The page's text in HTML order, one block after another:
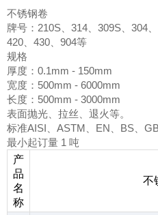
不锈钢卷
牌号：210S、314、309S、304
420、430、904等
规格
厚度：0.1mm - 150mm
宽度：500mm - 6000mm
长度：500mm - 3000mm
表面抛光、拉丝、退火等。
标准AISI、ASTM、EN、BS、
最小起订量 1 吨
产
品
名
称
不